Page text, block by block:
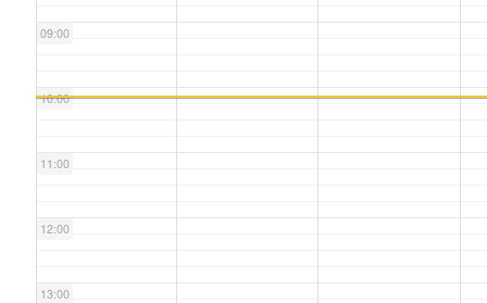
09:00
10:00
11:00
12:00
13:00